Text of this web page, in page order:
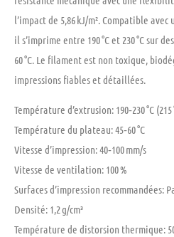
l’impact de 5,86 kJ/m². Compatible
il s’imprime entre 190 °C et 230 °C sur
60 °C. Le filament est non toxique,
impressions fiables et détaillées.
Température d’extrusion: 190‑230 °C
Température du plateau:45‑60 °C
Vitesse d’impression:40‑100 mm/s
Vitesse de ventilation: 100 %
Surfaces d’impression recommandées:
Densité: 1,2 g/cm³
Température de distorsion thermique: